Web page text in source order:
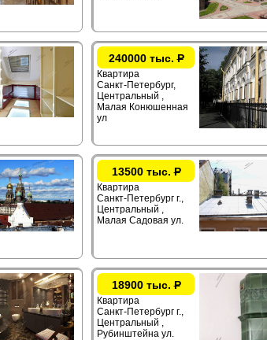
240000 тыс.Р
Квартира
Санкт-Петербург,
Центральный ,
Малая Конюшенная
ул
13500 тыс.Р
Квартира
Санкт-Петербург г.,
Центральный ,
Малая Садовая ул.
18900 тыс.Р
Квартира
Санкт-Петербург г.,
Центральный ,
Рубинштейна ул.